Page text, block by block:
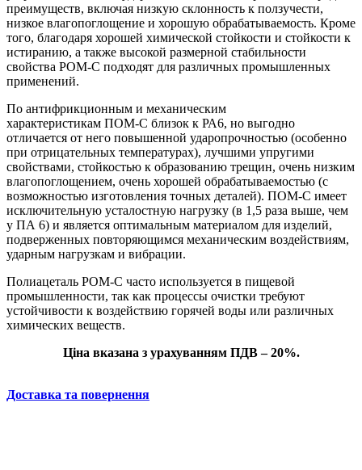
преимуществ, включая низкую склонность к ползучести,
низкое влагопоглощение и хорошую обрабатываемость. Кроме
того, благодаря хорошей химической стойкости и стойкости к
истиранию, а также высокой размерной стабильности
свойства POM-C подходят для различных промышленных
применений.
По антифрикционным и механическим
характеристикам ПОМ-C близок к РА6, но выгодно
отличается от него повышенной ударопрочностью (особенно
при отрицательных температурах), лучшими упругими
свойствами, стойкостью к образованию трещин, очень низким
влагопоглощением, очень хорошей обрабатываемостью (с
возможностью изготовления точных деталей). ПОМ-С имеет
исключительную усталостную нагрузку (в 1,5 раза выше, чем
у ПА 6) и является оптимальным материалом для изделий,
подверженных повторяющимся механическим воздействиям,
ударным нагрузкам и вибрации.
Полиацеталь POM-C часто используется в пищевой
промышленности, так как процессы очистки требуют
устойчивости к воздействию горячей воды или различных
химических веществ.
Ціна вказана з урахуванням ПДВ – 20%.
Доставка та повернення